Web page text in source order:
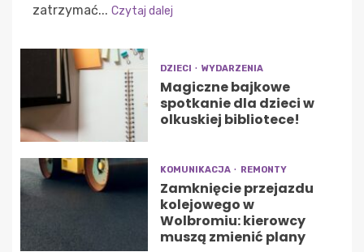
zatrzymać... Czytaj dalej
DZIECI WYDARZENIA
Magiczne bajkowe
spotkanie dla dzieci w
olkuskiej bibliotece!
KOMUNIKACJA REMONTY
Zamknięcie przejazdu
kolejowego w
Wolbromiu: kierowcy
muszą zmienić plany